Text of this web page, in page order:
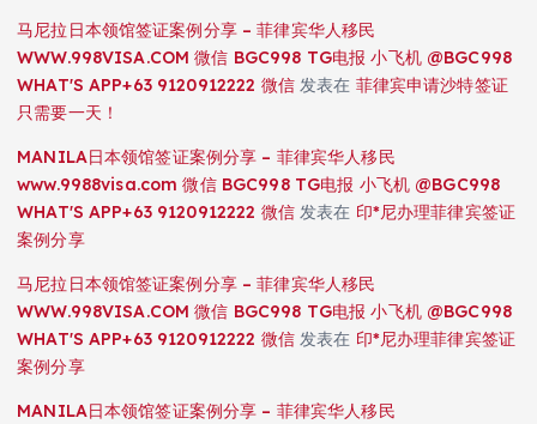
马尼拉日本领馆签证案例分享 – 菲律宾华人移民
WWW.998VISA.COM 微信 BGC998 TG电报 小飞机 @BGC998
WHAT'S APP+63 9120912222 微信发表在 菲律宾申请沙特签证
只需要一天！
MANILA日本领馆签证案例分享 – 菲律宾华人移民
www.9988visa.com 微信 BGC998 TG电报 小飞机 @BGC998
WHAT'S APP+63 9120912222 微信发表在 印*尼办理菲律宾签证
案例分享
马尼拉日本领馆签证案例分享 – 菲律宾华人移民
WWW.998VISA.COM 微信 BGC998 TG电报 小飞机 @BGC998
WHAT'S APP+63 9120912222 微信发表在 印*尼办理菲律宾签证
案例分享
MANILA日本领馆签证案例分享 – 菲律宾华人移民